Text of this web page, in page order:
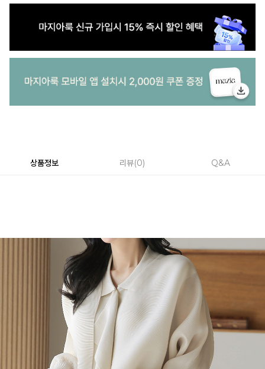
상품정보 리뷰 0 Q&A